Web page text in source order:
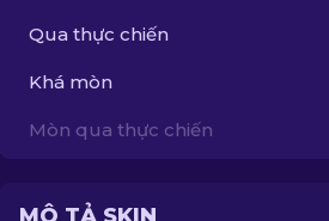
Qua thực chiến
Khá mòn
Mòn qua thực chiến